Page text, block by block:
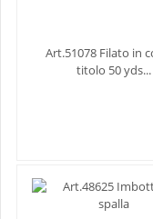
Art.51078 Filato in
titolo 50 yds...